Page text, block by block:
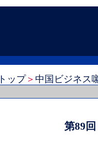
トップ＞ 中国ビジネス
第89